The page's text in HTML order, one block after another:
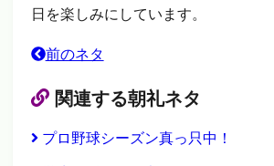
日を楽しみにしています。
前のネタ
関連する朝礼ネタ
プロ野球シーズン真っ只中！